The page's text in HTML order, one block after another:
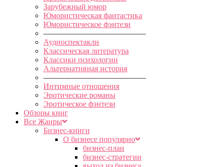
Зарубежный юмор
Юмористическая фантастика
Юмористическое фэнтези
—————————————
Аудиоспектакли
Классическая литература
Классики психологии
Альтернативная история
—————————————
Интимные отношения
Эротические романы
Эротическое фэнтези
Обзоры книг
Все Жанры
Бизнес-книги
О бизнесе популярно
бизнес-план
бизнес-стратегии